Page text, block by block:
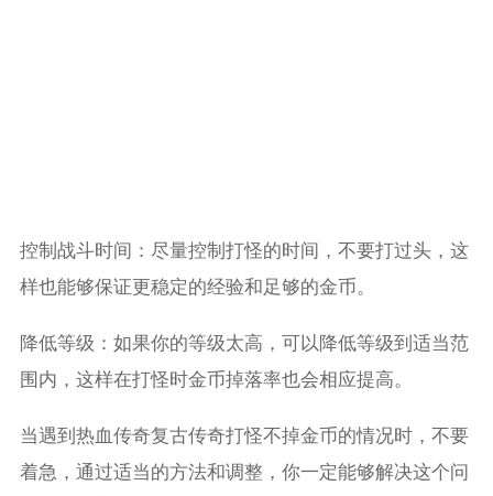
控制战斗时间：尽量控制打怪的时间，不要打过头，这
样也能够保证更稳定的经验和足够的金币。
降低等级：如果你的等级太高，可以降低等级到适当范
围内，这样在打怪时金币掉落率也会相应提高。
当遇到热血传奇复古传奇打怪不掉金币的情况时，不要
着急，通过适当的方法和调整，你一定能够解决这个问